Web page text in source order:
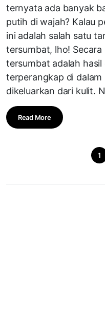
ternyata ada banyak
putih di wajah? Kalau
ini adalah salah satu
tersumbat, lho!
tersumbat adalah
terperangkap di
dikeluarkan dari kulit.
Read More
1